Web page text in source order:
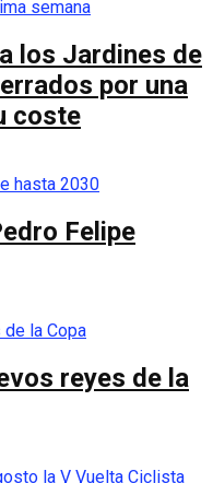
los Jardines de
por una
coste
Felipe
reyes de la